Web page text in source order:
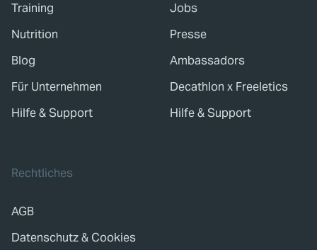
Training
Nutrition
Blog
Für Unternehmen
Hilfe & Support
Jobs
Presse
Ambassadors
Decathlon x Freeletics
Hilfe & Support
Rechtliches
AGB
Datenschutz & Cookies